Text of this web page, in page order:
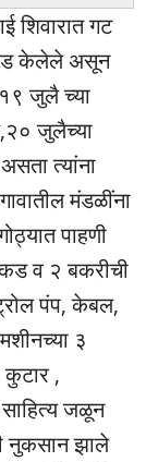
शिवारात गट
शेड केलेले असून
जुलै च्या
जुलैच्या
त्यांना
मंडळींना
पाहणी
व २ बकरीची
पंप, केबल,
३
कुटार ,
जळून
नुकसान झाले